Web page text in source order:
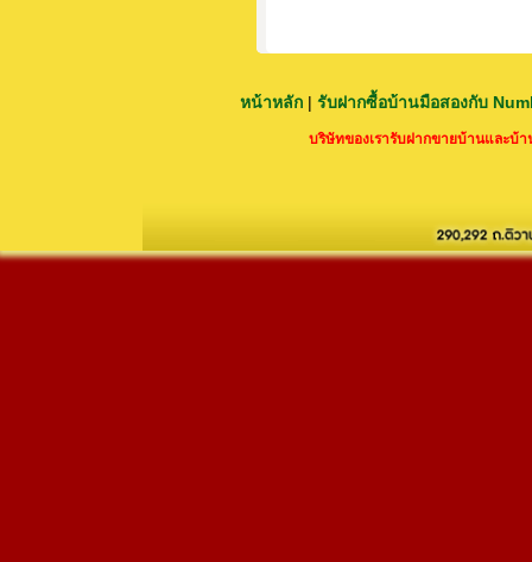
หน้าหลัก| รับฝากซื้อบ้านมือสองกับ
บริษัทของเรารับฝากขายบ้านและบ้